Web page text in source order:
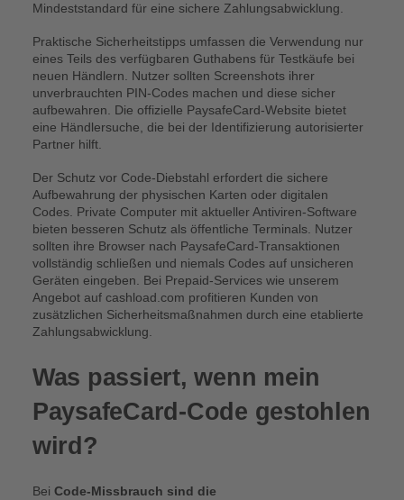
Mindeststandard für eine sichere Zahlungsabwicklung.
Praktische Sicherheitstipps umfassen die Verwendung nur
eines Teils des verfügbaren Guthabens für Testkäufe bei
neuen Händlern. Nutzer sollten Screenshots ihrer
unverbrauchten PIN-Codes machen und diese sicher
aufbewahren. Die offizielle PaysafeCard-Website bietet
eine Händlersuche, die bei der Identifizierung autorisierter
Partner hilft.
Der Schutz vor Code-Diebstahl erfordert die sichere
Aufbewahrung der physischen Karten oder digitalen
Codes. Private Computer mit aktueller Antiviren-Software
bieten besseren Schutz als öffentliche Terminals. Nutzer
sollten ihre Browser nach PaysafeCard-Transaktionen
vollständig schließen und niemals Codes auf unsicheren
Geräten eingeben. Bei Prepaid-Services wie unserem
Angebot auf cashload.com profitieren Kunden von
zusätzlichen Sicherheitsmaßnahmen durch eine etablierte
Zahlungsabwicklung.
Was passiert, wenn mein
PaysafeCard-Code gestohlen
wird?
Bei Code-Missbrauch sind die